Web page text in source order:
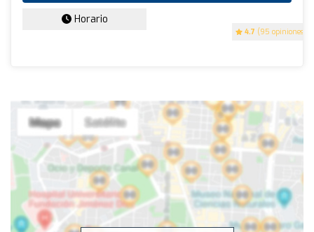
4.7 (95 opiniones)
Horario